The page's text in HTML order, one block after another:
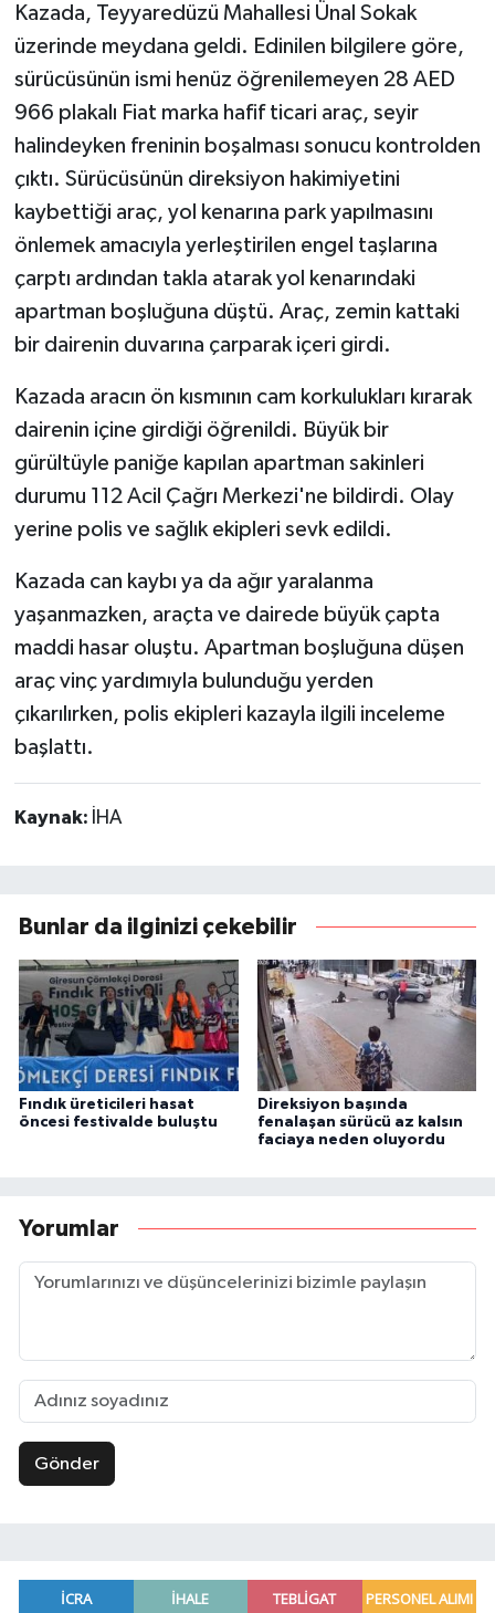
Kazada, Teyyaredüzü Mahallesi Ünal Sokak
üzerinde meydana geldi. Edinilen bilgilere göre,
sürücüsünün ismi henüz öğrenilemeyen 28 AED
966 plakalı Fiat marka hafif ticari araç, seyir
halindeyken freninin boşalması sonucu kontrolden
çıktı. Sürücüsünün direksiyon hakimiyetini
kaybettiği araç, yol kenarına park yapılmasını
önlemek amacıyla yerleştirilen engel taşlarına
çarptı ardından takla atarak yol kenarındaki
apartman boşluğuna düştü. Araç, zemin kattaki
bir dairenin duvarına çarparak içeri girdi.
Kazada aracın ön kısmının cam korkulukları kırarak
dairenin içine girdiği öğrenildi. Büyük bir
gürültüyle paniğe kapılan apartman sakinleri
durumu 112 Acil Çağrı Merkezi'ne bildirdi. Olay
yerine polis ve sağlık ekipleri sevk edildi.
Kazada can kaybı ya da ağır yaralanma
yaşanmazken, araçta ve dairede büyük çapta
maddi hasar oluştu. Apartman boşluğuna düşen
araç vinç yardımıyla bulunduğu yerden
çıkarılırken, polis ekipleri kazayla ilgili inceleme
başlattı.
Kaynak: İHA
Bunlar da ilginizi çekebilir
Fındık üreticileri hasat
öncesi festivalde buluştu
Direksiyon başında
fenalaşan sürücü az kalsın
faciaya neden oluyordu
Yorumlar
Gönder